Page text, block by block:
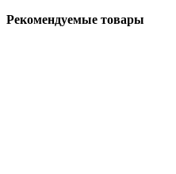
Рекомендуемые товары